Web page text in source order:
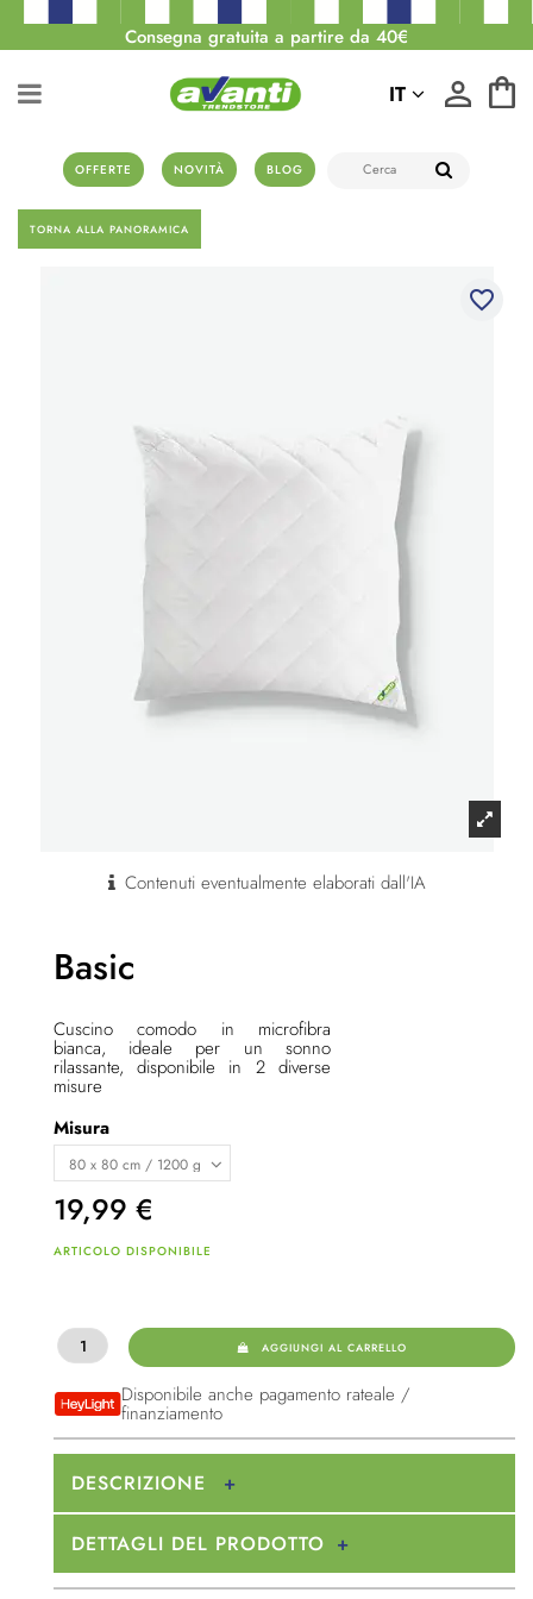
Consegna gratuita a partire da 40€
OFFERTE NOVITÀ BLOG
IT
TORNA ALLA PANORAMICA
favorite_border
Contenuti eventualmente elaborati dall'IA
Basic
Cuscino comodo in microfibra
bianca, ideale per un sonno
rilassante, disponibile in 2 diverse
misure
Misura
19,99 €
ARTICOLO DISPONIBILE
AGGIUNGI AL CARRELLO
Disponibile anche pagamento rateale /
finanziamento
DESCRIZIONE
DETTAGLI DEL PRODOTTO